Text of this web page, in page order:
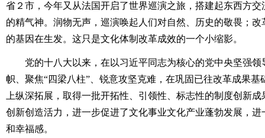
省２市，今年又从法国开启了世界巡演之旅，搭建起东西方
的精气神。润物无声，巡演唤起人们对自然、历史的敬畏；
的基因在生发。这只是文化体制改革成效的一个小缩影。
党的十八大以来，在以习近平同志为核心的党中央坚强领
帜、聚焦“四梁八柱”、锐意攻坚克难，在巩固已往改革成果
上纵深拓展，取得一批开拓性、引领性、标志性的制度创新
创新创造活力，进一步促进了文化事业文化产业蓬勃发展，
和幸福感。